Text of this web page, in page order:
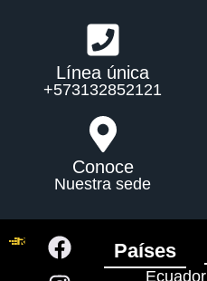
Línea única
+573132852121
Conoce
Nuestra sede
Países
Ecuador